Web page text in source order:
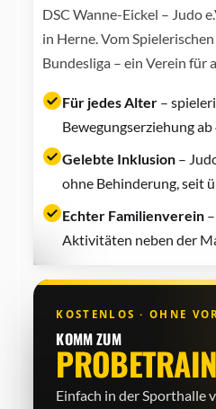
DSC Wanne-Eickel – Judo
in Herne. Vom
Bundesliga – ein Verein für
Für jedes Alter–
Bewegungserziehung ab
Gelebte Inklusion–
ohne Behinderung, seit
Echter Familienverein–
Aktivitäten neben der
KOSTENLOS · OHNE
KOMM ZUM
Einfach in der Sporthalle